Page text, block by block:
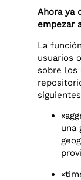
Ahora ya
empezar
La función
usuarios
sobre los
una